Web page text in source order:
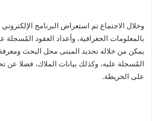
وخلال الاجتماع تم استعراض البرنامج الإلكتروني
بالمعلومات الجغرافية، وأعداد العقود المُسجلة
يمكن من خلاله تحديد المبنى محل البحث
المُسجلة عليه، وكذلك بيانات الملاك، فضلا عن
على الخريطة.